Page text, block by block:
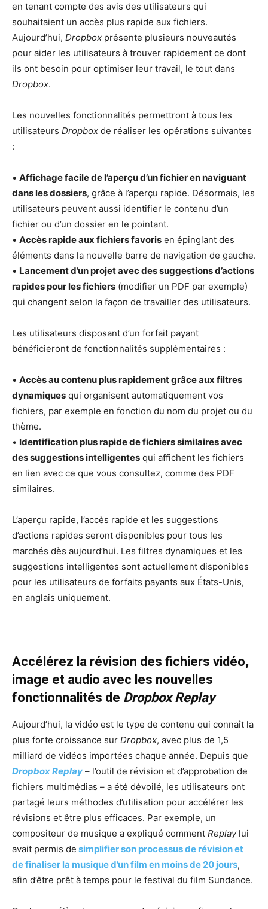
en tenant compte des avis des utilisateurs qui
souhaitaient un accès plus rapide aux fichiers.
Aujourd’hui, Dropbox présente plusieurs nouveautés
pour aider les utilisateurs à trouver rapidement ce dont
ils ont besoin pour optimiser leur travail, le tout dans
Dropbox.
Les nouvelles fonctionnalités permettront à tous les
utilisateurs Dropbox de réaliser les opérations suivantes
:
• Affichage facile de l’aperçu d’un fichier en naviguant
dans les dossiers, grâce à l’aperçu rapide. Désormais, les
utilisateurs peuvent aussi identifier le contenu d’un
fichier ou d’un dossier en le pointant.
• Accès rapide aux fichiers favoris en épinglant des
éléments dans la nouvelle barre de navigation de gauche.
• Lancement d’un projet avec des suggestions d’actions
rapides pour les fichiers (modifier un PDF par exemple)
qui changent selon la façon de travailler des utilisateurs.
Les utilisateurs disposant d’un forfait payant
bénéficieront de fonctionnalités supplémentaires :
• Accès au contenu plus rapidement grâce aux filtres
dynamiques qui organisent automatiquement vos
fichiers, par exemple en fonction du nom du projet ou du
thème.
• Identification plus rapide de fichiers similaires avec
des suggestions intelligentes qui affichent les fichiers
en lien avec ce que vous consultez, comme des PDF
similaires.
L’aperçu rapide, l’accès rapide et les suggestions
d’actions rapides seront disponibles pour tous les
marchés dès aujourd’hui. Les filtres dynamiques et les
suggestions intelligentes sont actuellement disponibles
pour les utilisateurs de forfaits payants aux États-Unis,
en anglais uniquement.
Accélérez la révision des fichiers vidéo,
image et audio avec les nouvelles
fonctionnalités de Dropbox Replay
Aujourd’hui, la vidéo est le type de contenu qui connaît la
plus forte croissance sur Dropbox, avec plus de 1,5
milliard de vidéos importées chaque année. Depuis que
Dropbox Replay – l’outil de révision et d’approbation de
fichiers multimédias – a été dévoilé, les utilisateurs ont
partagé leurs méthodes d’utilisation pour accélérer les
révisions et être plus efficaces. Par exemple, un
compositeur de musique a expliqué comment Replaylui
avait permis de simplifier son processus de révision et
de finaliser la musique d’un film en moins de 20 jours,
afin d’être prêt à temps pour le festival du film Sundance.